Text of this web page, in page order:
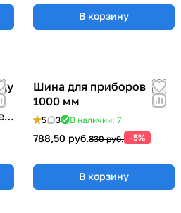
В корзину
Шина для приборов
1000 мм
5 3 В наличии: 7
788,50 руб.830 руб. -5%
В корзину